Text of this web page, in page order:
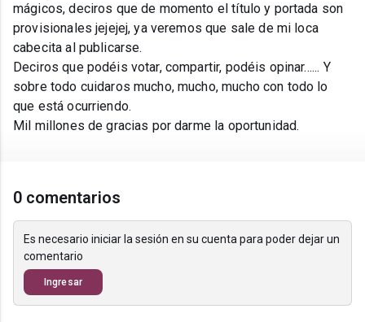
mágicos, deciros que de momento el título y portada son
provisionales jejejej, ya veremos que sale de mi loca
cabecita al publicarse.
Deciros que podéis votar, compartir, podéis opinar...... Y
sobre todo cuidaros mucho, mucho, mucho con todo lo
que está ocurriendo.
Mil millones de gracias por darme la oportunidad.
0 comentarios
Es necesario iniciar la sesión en su cuenta para poder dejar un
comentario
Ingresar